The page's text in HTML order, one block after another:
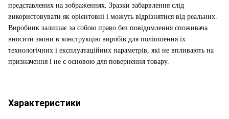
представлених на зображеннях. Зразки забарвлення слід
використовувати як орієнтовні і можуть відрізнятися від реальних.
Виробник залишає за собою право без повідомлення споживача
вносити зміни в конструкцію виробів для поліпшення їх
технологічних і експлуатаційних параметрів, які не впливають на
призначення і не є основою для повернення товару.
Характеристики